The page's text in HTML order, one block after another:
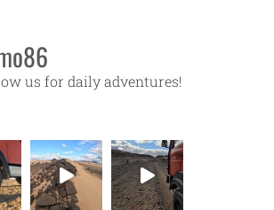
us for daily adventures!